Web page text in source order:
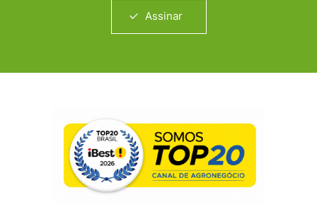
Assinar